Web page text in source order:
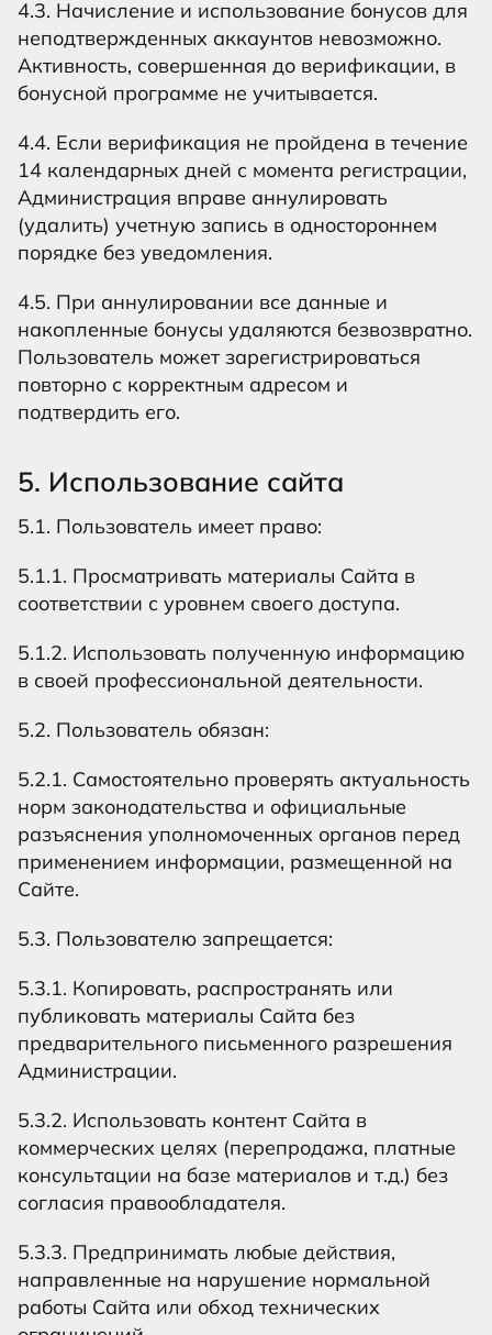
4.3. Начисление и использование бонусов для
неподтвержденных аккаунтов невозможно.
Активность, совершенная до верификации, в
бонусной программе не учитывается.
4.4. Если верификация не пройдена в течение
14 календарных дней с момента регистрации,
Администрация вправе аннулировать
(удалить) учетную запись в одностороннем
порядке без уведомления.
4.5. При аннулировании все данные и
накопленные бонусы удаляются безвозвратно.
Пользователь может зарегистрироваться
повторно с корректным адресом и
подтвердить его.
5. Использование сайта
5.1. Пользователь имеет право:
5.1.1. Просматривать материалы Сайта в
соответствии с уровнем своего доступа.
5.1.2. Использовать полученную информацию
в своей профессиональной деятельности.
5.2. Пользователь обязан:
5.2.1. Самостоятельно проверять актуальность
норм законодательства и официальные
разъяснения уполномоченных органов перед
применением информации, размещенной на
Сайте.
5.3. Пользователю запрещается:
5.3.1. Копировать, распространять или
публиковать материалы Сайта без
предварительного письменного разрешения
Администрации.
5.3.2. Использовать контент Сайта в
коммерческих целях (перепродажа, платные
консультации на базе материалов и т.д.) без
согласия правообладателя.
5.3.3. Предпринимать любые действия,
направленные на нарушение нормальной
работы Сайта или обход технических